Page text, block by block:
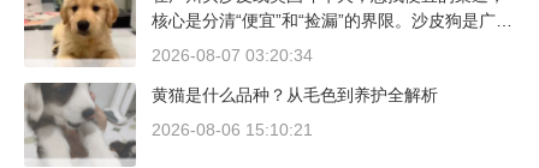
核心是分清“便宜”和“捡漏”的界限。沙皮狗是广东
本地犬种，价格比北方城市有优势；英国斗牛犬
方和真实价格区间。
2026-08-07 03:20:34
黄猫是什么品种？从毛色到养护全解析
2026-08-06 15:10:21